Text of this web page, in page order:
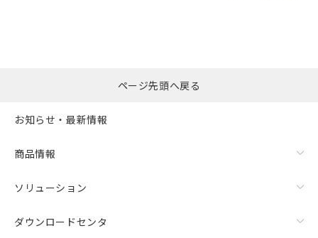
ページ先頭へ戻る
お知らせ・最新情報
商品情報
ソリューション
ダウンロードセンタ